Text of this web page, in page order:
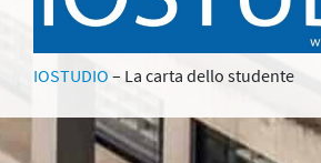
IOSTUDIO – La carta dello studente